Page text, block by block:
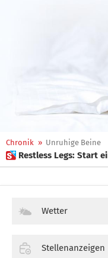
Chronik » Unruhige Beine
 Restless Legs: Start
Wetter
Stellenanzeigen